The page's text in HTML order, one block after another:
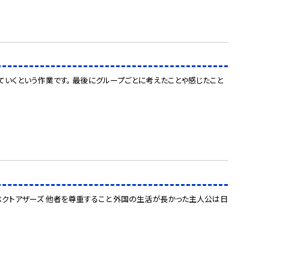
という作業です。 最後にグループごとに考えたことや感じたこと
アザーズ 他者を尊重すること 外国の生活が長かった主人公は日